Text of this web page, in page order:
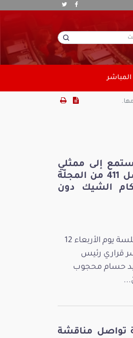
المباشر
إلى ممثلي
وزارة العدل حول الفصل 411 من المجلّة
الشيك دون
عقدت لجنة التشريع العام جلسة يوم الأربعاء 12
ياسر قراري رئيس
حسام محجوب
تواصل مناقشة